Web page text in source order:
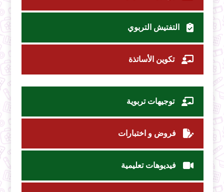
التفتيش التربوي
تكوين الأساتذة
توجيهات تربوية
فروض و اختبارات
فيديوهات تعليمية